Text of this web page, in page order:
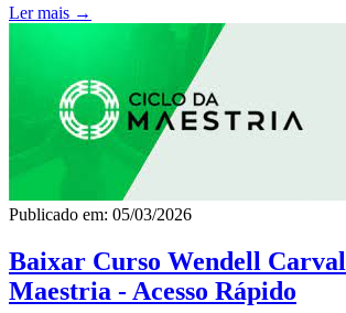
Ler mais →
Publicado em: 05/03/2026
Baixar Curso Wendell
Maestria - Acesso Rápido